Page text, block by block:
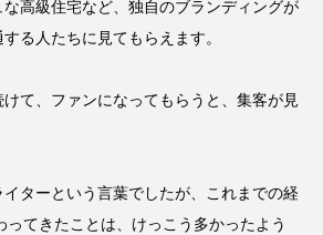
高級住宅など、独自のブランディングが
る人たちに見てもらえます。
て、ファンになってもらうと、集客が見
ターという言葉でしたが、これまでの経
ってきたことは、けっこう多かったよう